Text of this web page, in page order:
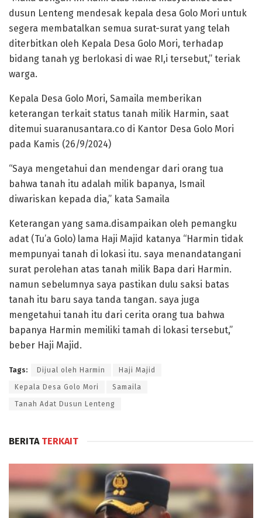
dusun Lenteng mendesak kepala desa Golo Mori untuk
segera membatalkan semua surat-surat yang telah
diterbitkan oleh Kepala Desa Golo Mori, terhadap
bidang tanah yg berlokasi di wae RI,i tersebut,” teriak
warga.
Kepala Desa Golo Mori, Samaila memberikan
keterangan terkait status tanah milik Harmin, saat
ditemui suaranusantara.co di Kantor Desa Golo Mori
pada Kamis (26/9/2024)
“Saya mengetahui dan mendengar dari orang tua
bahwa tanah itu adalah milik bapanya, Ismail
diwariskan kepada dia,” kata Samaila
Keterangan yang sama.disampaikan oleh pemangku
adat (Tu’a Golo) lama Haji Majid katanya “Harmin tidak
mempunyai tanah di lokasi itu. saya menandatangani
surat perolehan atas tanah milik Bapa dari Harmin.
namun sebelumnya saya pastikan dulu saksi batas
tanah itu baru saya tanda tangan. saya juga
mengetahui tanah itu dari cerita orang tua bahwa
bapanya Harmin memiliki tamah di lokasi tersebut,”
beber Haji Majid.
Tags: Dijual oleh Harmin Haji Majid
Kepala Desa Golo Mori Samaila
Tanah Adat Dusun Lenteng
BERITATERKAIT